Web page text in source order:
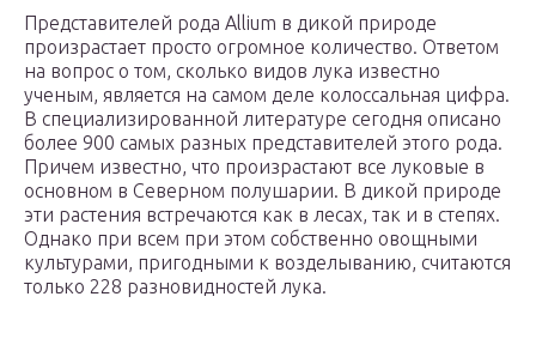
Представителей рода Allium в дикой природе
произрастает просто огромное количество. Ответом
на вопрос о том, сколько видов лука известно
ученым, является на самом деле колоссальная цифра.
В специализированной литературе сегодня описано
более 900 самых разных представителей этого рода.
Причем известно, что произрастают все луковые в
основном в Северном полушарии. В дикой природе
эти растения встречаются как в лесах, так и в степях.
Однако при всем при этом собственно овощными
культурами, пригодными к возделыванию, считаются
только 228 разновидностей лука.